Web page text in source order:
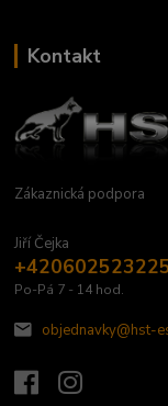
Kontakt
Zákaznická podpora
Jiří Čejka
+420602523225
Po-Pá 7 - 14 hod.
objednavky@hst-